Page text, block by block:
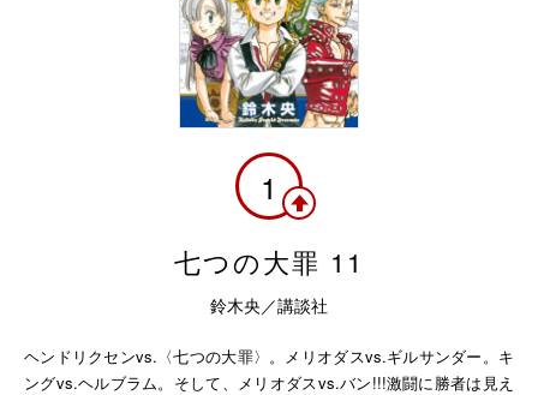
1
七つの大罪 11
鈴木央／講談社
ヘンドリクセンvs.〈七つの大罪〉。メリオダスvs.ギルサンダー。キ
ングvs.ヘルブラム。そして、メリオダスvs.バン!!!激闘に勝者は見え